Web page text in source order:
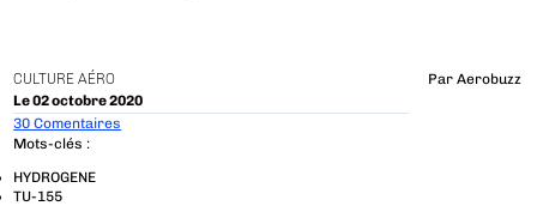
CULTURE AÉRO
Le 02 octobre 2020
Par Aerobuzz
30 Comentaires
Mots-clés :
HYDROGENE
TU-155